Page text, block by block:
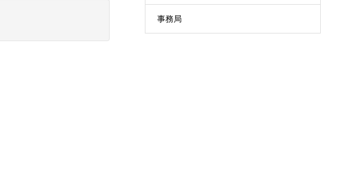
事務局